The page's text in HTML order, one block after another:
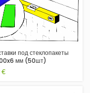
под стеклопакеты
мм (50шт)
€